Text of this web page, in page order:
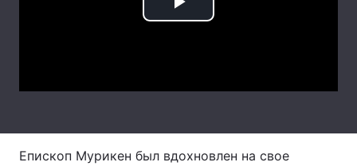
Послуги
Play
Епископ Мурикен был вдохновлен на свое